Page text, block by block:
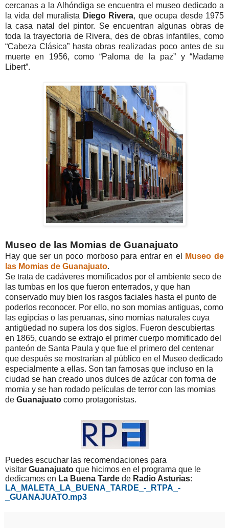
cercanas a la Alhóndiga se encuentra el museo dedicado a
la vida del muralista Diego Rivera, que ocupa desde 1975
la casa natal del pintor. Se encuentran algunas obras de
toda la trayectoria de Rivera, des de obras infantiles, como
“Cabeza Clásica” hasta obras realizadas poco antes de su
muerte en 1956, como “Paloma de la paz” y “Madame
Libert”.
Museo de las Momias de Guanajuato
Hay que ser un poco morboso para entrar en el
Museo de
las Momias de Guanajuato.
Se trata de cadáveres momificados por el ambiente seco de
las tumbas en los que fueron enterrados, y que han
conservado muy bien los rasgos faciales hasta el punto de
poderlos reconocer. Por ello, no son momias antiguas, como
las egipcias o las peruanas, sino momias naturales cuya
antigüedad no supera los dos siglos. Fueron descubiertas
en 1865, cuando se extrajo el primer cuerpo momificado del
panteón de Santa Paula y que fue el primero del centenar
que después se mostrarían al público en el Museo dedicado
especialmente a ellas. Son tan famosas que incluso en la
ciudad se han creado unos dulces de azúcar con forma de
momia y se han rodado películas de terror con las momias
de Guanajuato como protagonistas.
Puedes escuchar las recomendaciones para
visitar Guanajuato que hicimos en el programa que le
dedicamos en La Buena Tarde de Radio Asturias:
LA_MALETA_LA_BUENA_TARDE_-_RTPA_-
_GUANAJUATO.mp3